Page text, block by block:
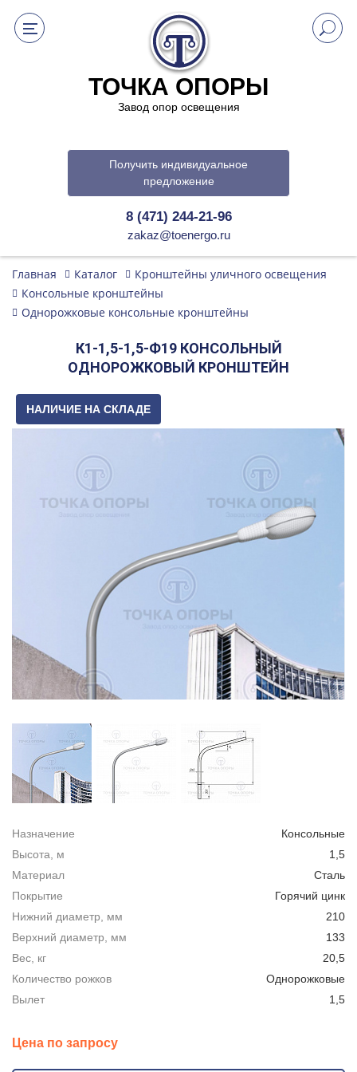
ТОЧКА ОПОРЫ
Завод опор освещения
Получить индивидуальное
предложение
8 (471) 244-21-96
zakaz@toenergo.ru
Главная Каталог
Кронштейны уличного освещения
Консольные кронштейны
Однорожковые консольные кронштейны
К1-1,5-1,5-Ф19 КОНСОЛЬНЫЙ
ОДНОРОЖКОВЫЙ КРОНШТЕЙН
НАЛИЧИЕ НА СКЛАДЕ
Назначение
Консольные
Высота, м
1,5
Материал
Сталь
Покрытие
Горячий цинк
Нижний диаметр, мм
210
Верхний диаметр, мм
133
Вес, кг
20,5
Количество рожков
Однорожковые
Вылет
1,5
Цена по запросу